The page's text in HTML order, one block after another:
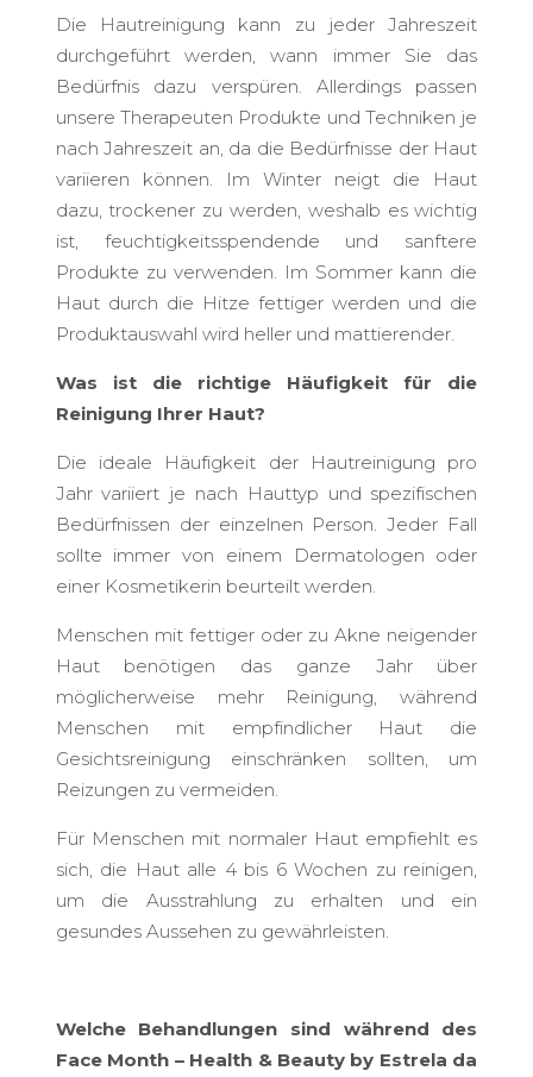
Die Hautreinigung kann zu jeder Jahreszeit
durchgeführt werden, wann immer Sie das
Bedürfnis dazu verspüren. Allerdings passen
unsere Therapeuten Produkte und Techniken je
nach Jahreszeit an, da die Bedürfnisse der Haut
variieren können. Im Winter neigt die Haut
dazu, trockener zu werden, weshalb es wichtig
ist, feuchtigkeitsspendende und sanftere
Produkte zu verwenden. Im Sommer kann die
Haut durch die Hitze fettiger werden und die
Produktauswahl wird heller und mattierender.
Was ist die richtige Häufigkeit für die
Reinigung Ihrer Haut?
Die ideale Häufigkeit der Hautreinigung pro
Jahr variiert je nach Hauttyp und spezifischen
Bedürfnissen der einzelnen Person. Jeder Fall
sollte immer von einem Dermatologen oder
einer Kosmetikerin beurteilt werden.
Menschen mit fettiger oder zu Akne neigender
Haut benötigen das ganze Jahr über
möglicherweise mehr Reinigung, während
Menschen mit empfindlicher Haut die
Gesichtsreinigung einschränken sollten, um
Reizungen zu vermeiden.
Für Menschen mit normaler Haut empfiehlt es
sich, die Haut alle 4 bis 6 Wochen zu reinigen,
um die Ausstrahlung zu erhalten und ein
gesundes Aussehen zu gewährleisten.
Welche Behandlungen sind während des
Face Month – Health & Beauty by Estrela da